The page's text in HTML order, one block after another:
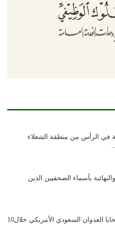
في الرأس من منطقة الشعلاء
بأسماء الصحفيين الذين
عين الإنسانية: ضحايا العدوان السعودي الأمريكي خلال10